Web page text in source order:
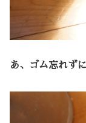
あ、ゴム忘れずに